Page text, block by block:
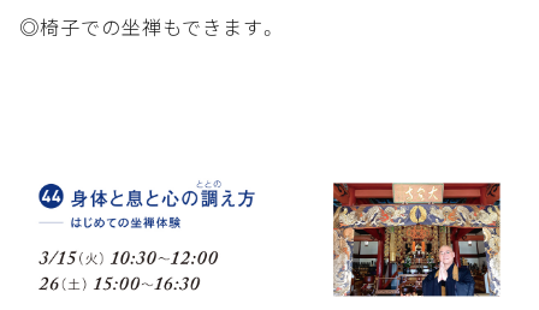
◎椅子での坐禅もできます。